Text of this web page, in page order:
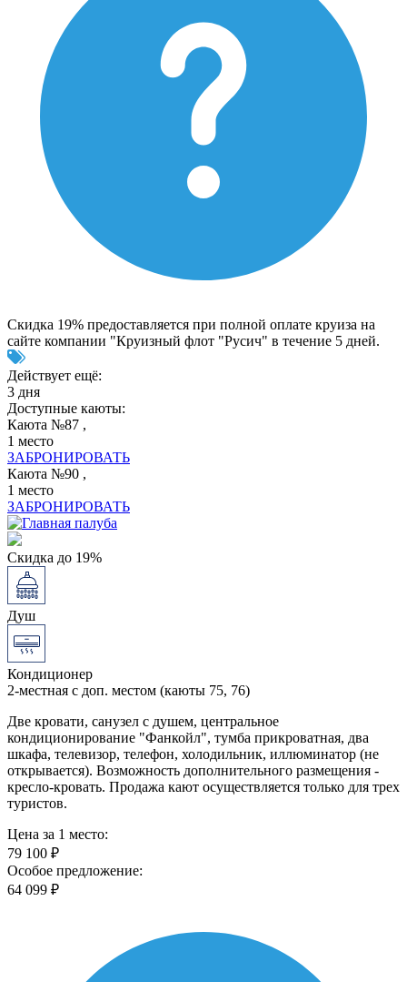
Скидка 19% предоставляется при полной оплате круиза на
сайте компании "Круизный флот "Русич" в течение 5 дней.
Действует ещё:
3 дня
Доступные каюты:
Каюта №87 ,
1 место
ЗАБРОНИРОВАТЬ
Каюта №90 ,
1 место
ЗАБРОНИРОВАТЬ
Скидка до 19%
Душ
Кондиционер
2-местная с доп. местом (каюты 75, 76)
Две кровати, санузел с душем, центральное
кондиционирование "Фанкойл", тумба прикроватная, два
шкафа, телевизор, телефон, холодильник, иллюминатор (не
открывается). Возможность дополнительного размещения -
кресло-кровать. Продажа кают осуществляется только для трех
туристов.
Цена за 1 место:
79 100 ₽
Особое предложение:
64 099 ₽